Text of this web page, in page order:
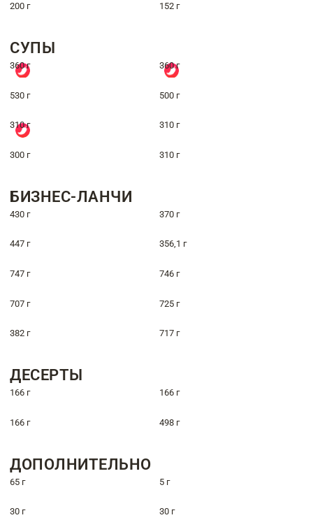
200 г 152 г
СУПЫ
360 г 360 г
530 г 500 г
310 г 310 г
300 г 310 г
БИЗНЕС-ЛАНЧИ
430 г 370 г
447 г 356,1 г
747 г 746 г
707 г 725 г
382 г 717 г
ДЕСЕРТЫ
166 г 166 г
166 г 498 г
ДОПОЛНИТЕЛЬНО
65 г 5 г
30 г 30 г